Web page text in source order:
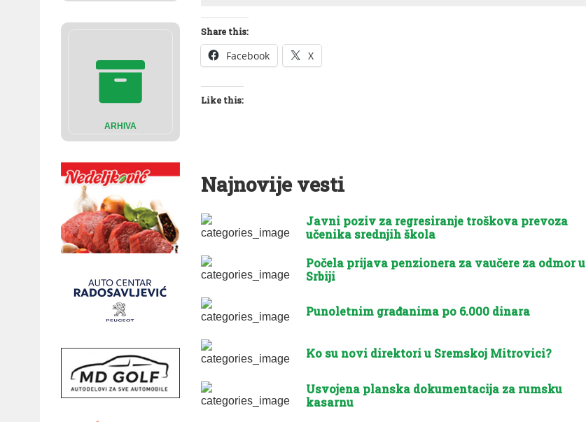
ARHIVA
Share this:
Facebook X
Like this:
Najnovije vesti
Javni poziv za regresiranje troškova prevoza
učenika srednjih škola
Počela prijava penzionera za vaučere za odmor u
Srbiji
Punoletnim građanima po 6.000 dinara
Ko su novi direktori u Sremskoj Mitrovici?
Usvojena planska dokumentacija za rumsku
kasarnu